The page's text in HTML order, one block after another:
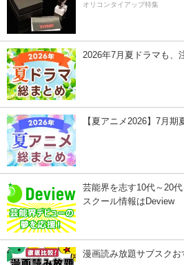
オリコンタイアップ特集
2026年7月夏ドラマも、
【夏アニメ2026】7月期
芸能界を志す10代～20
スクール情報はDeview
漫画読み放題サブスクお